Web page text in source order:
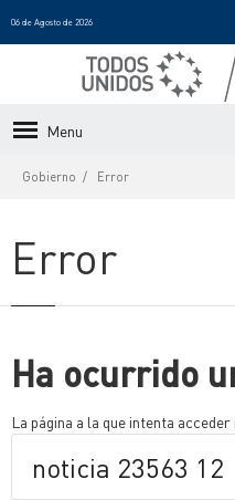
06 de Agosto de 2026
Menu
Gobierno Error
Error
Ha ocurrido
La página a la que intenta